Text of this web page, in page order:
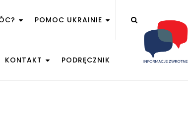
POMOC UKRAINIE
KONTAKT PODRĘCZNIK